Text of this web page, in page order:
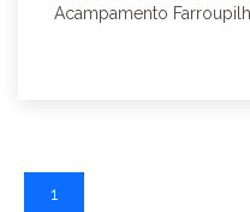
Acampamento
1